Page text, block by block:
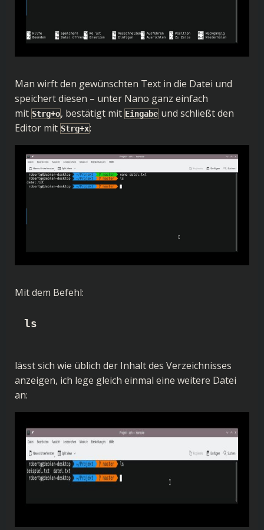
Man wirft den gewünschten Text in die Datei und
speichert diesen – unter Nano ganz einfach
mit Strg+o, bestätigt mit Eingabe und schließt den
Editor mit Strg+x:
Mit dem Befehl:
ls
lässt sich wie üblich der Inhalt des Verzeichnisses
anzeigen, ich lege gleich einmal eine weitere Datei
an: